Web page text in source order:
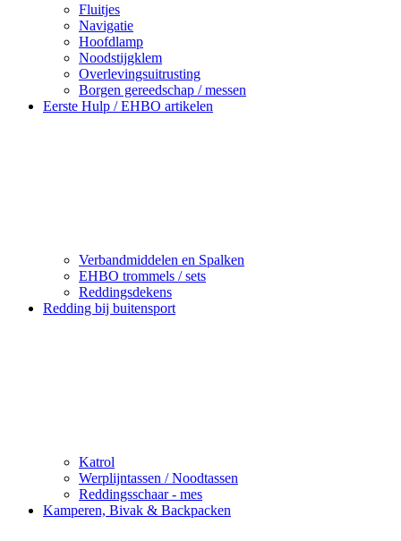
Fluitjes
Navigatie
Hoofdlamp
Noodstijgklem
Overlevingsuitrusting
Borgen gereedschap / messen
Eerste Hulp / EHBO artikelen
Verbandmiddelen en Spalken
EHBO trommels / sets
Reddingsdekens
Redding bij buitensport
Katrol
Werplijntassen / Noodtassen
Reddingsschaar - mes
Kamperen, Bivak & Backpacken